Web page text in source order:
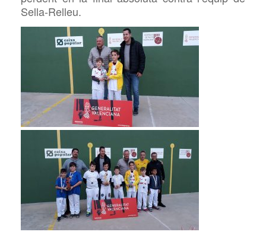
Sella-Relleu.